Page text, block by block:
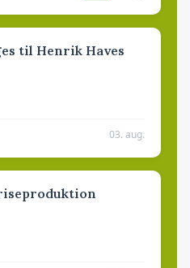
til Henrik Haves
03. aug.